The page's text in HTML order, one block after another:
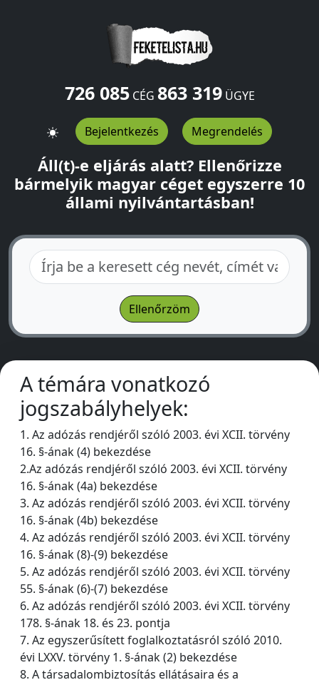
726 085CÉG 863 319ÜGYE
Bejelentkezés Megrendelés
Áll(t)-e eljárás alatt? Ellenőrizze
bármelyik magyar céget egyszerre 10
állami nyilvántartásban!
A témára vonatkozó
jogszabályhelyek:
1. Az adózás rendjéről szóló 2003. évi XCII. törvény
16. §-ának (4) bekezdése
2.Az adózás rendjéről szóló 2003. évi XCII. törvény
16. §-ának (4a) bekezdése
3. Az adózás rendjéről szóló 2003. évi XCII. törvény
16. §-ának (4b) bekezdése
4. Az adózás rendjéről szóló 2003. évi XCII. törvény
16. §-ának (8)-(9) bekezdése
5. Az adózás rendjéről szóló 2003. évi XCII. törvény
55. §-ának (6)-(7) bekezdése
6. Az adózás rendjéről szóló 2003. évi XCII. törvény
178. §-ának 18. és 23. pontja
7. Az egyszerűsített foglalkoztatásról szóló 2010.
évi LXXV. törvény 1. §-ának (2) bekezdése
8. A társadalombiztosítás ellátásaira és a